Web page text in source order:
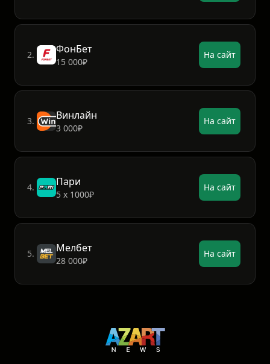
2. ФонБет
15 000₽
На сайт
3. Винлайн
3 000₽
На сайт
4. Пари
5 х 1000₽
На сайт
5. Мелбет
28 000₽
На сайт